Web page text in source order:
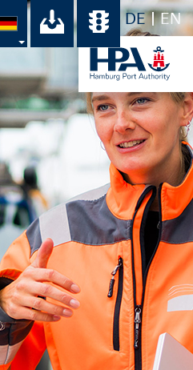
DE EN
im
Ihr Download-